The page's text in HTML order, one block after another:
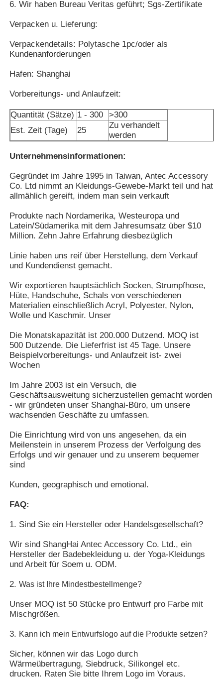
Spandex-Leggings für Damen
Bunte Yoga-Gamaschen
Sport-Trainer Socks
die flippigen Socken der Männer
Die fantastischen Socken der Frauen
Weiche gemütliche Socken
Damen Sommer Strohhüte
Imprägnierende Skihandschuhe
Winterhandschuhe aus Strick
Wicking, Superausdehnung,
entfernbare Auflagen
Größe
Multi Größe optional: XS-XXL.
Logo
MOQ
300PCS pro den Entwurf, zum
mit Farben und Größen der
Mischung 3 zu beginnen
Verschiffen
EMS, DHL, Fedex, TNT,
Seeversand
Lieferfrist
werden bestätigt
Zahlungsbedingungen Gramm, Alibaba-Handels-
Versicherung
6. Wir haben Bureau Veritas geführt; Sgs-Zertifikate
Verpacken u. Lieferung:
Verpackendetails: Polytasche 1pc/oder als
Kundenanforderungen
Hafen: Shanghai
Vorbereitungs- und Anlaufzeit:
Quantität (Sätze) 1 - 300
>300
Est. Zeit (Tage)
25
Zu verhandelt
werden
Unternehmensinformationen:
Gegründet im Jahre 1995 in Taiwan, Antec Accessory
Co. Ltd nimmt an Kleidungs-Gewebe-Markt teil und hat
allmählich gereift, indem man sein verkauft
Produkte nach Nordamerika, Westeuropa und
Latein/Südamerika mit dem Jahresumsatz über $10
Million. Zehn Jahre Erfahrung diesbezüglich
Linie haben uns reif über Herstellung, dem Verkauf
und Kundendienst gemacht.
Wir exportieren hauptsächlich Socken, Strumpfhose,
Hüte, Handschuhe, Schals von verschiedenen
Materialien einschließlich Acryl, Polyester, Nylon,
Wolle und Kaschmir. Unser
Die Monatskapazität ist 200.000 Dutzend. MOQ ist
500 Dutzende. Die Lieferfrist ist 45 Tage. Unsere
Beispielvorbereitungs- und Anlaufzeit ist- zwei
Wochen
Im Jahre 2003 ist ein Versuch, die
Geschäftsausweitung sicherzustellen gemacht worden
- wir gründeten unser Shanghai-Büro, um unsere
wachsenden Geschäfte zu umfassen.
Die Einrichtung wird von uns angesehen, da ein
Meilenstein in unserem Prozess der Verfolgung des
Erfolgs und wir genauer und zu unserem bequemer
sind
Kunden, geographisch und emotional.
FAQ:
1. Sind Sie ein Hersteller oder Handelsgesellschaft?
Wir sind ShangHai Antec Accessory Co. Ltd.,ein
Hersteller der Badebekleidung u. der Yoga-Kleidungs
und Arbeit für Soem u. ODM.
2. Was ist Ihre Mindestbestellmenge?
Unser MOQ ist 50 Stücke pro Entwurf pro Farbe mit
Mischgrößen.
3. Kann ich mein Entwurfslogo auf die Produkte setzen?
Sicher, können wir das Logo durch
Wärmeübertragung, Siebdruck, Silikongel etc.
drucken. Raten Sie bitte Ihrem Logo im Voraus.